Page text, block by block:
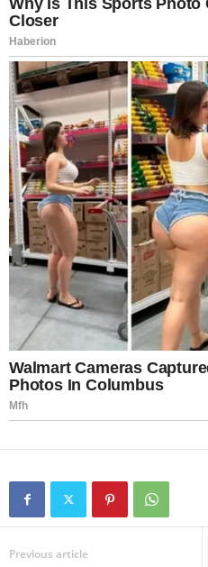
Previous article